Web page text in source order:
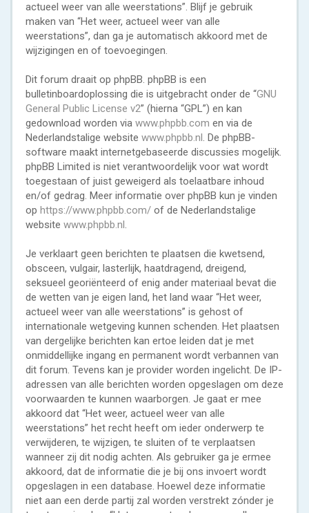
actueel weer van alle weerstations”. Blijf je gebruik
maken van “Het weer, actueel weer van alle
weerstations”, dan ga je automatisch akkoord met de
wijzigingen en of toevoegingen.
Dit forum draait op phpBB. phpBB is een
bulletinboardoplossing die is uitgebracht onder de “GNU
General Public License v2” (hierna “GPL”) en kan
gedownload worden via www.phpbb.com en via de
Nederlandstalige website www.phpbb.nl. De phpBB-
software maakt internetgebaseerde discussies mogelijk.
phpBB Limited is niet verantwoordelijk voor wat wordt
toegestaan of juist geweigerd als toelaatbare inhoud
en/of gedrag. Meer informatie over phpBB kun je vinden
op https://www.phpbb.com/ of de Nederlandstalige
website www.phpbb.nl.
Je verklaart geen berichten te plaatsen die kwetsend,
obsceen, vulgair, lasterlijk, haatdragend, dreigend,
seksueel georiënteerd of enig ander materiaal bevat die
de wetten van je eigen land, het land waar “Het weer,
actueel weer van alle weerstations” is gehost of
internationale wetgeving kunnen schenden. Het plaatsen
van dergelijke berichten kan ertoe leiden dat je met
onmiddellijke ingang en permanent wordt verbannen van
dit forum. Tevens kan je provider worden ingelicht. De IP-
adressen van alle berichten worden opgeslagen om deze
voorwaarden te kunnen waarborgen. Je gaat er mee
akkoord dat “Het weer, actueel weer van alle
weerstations” het recht heeft om ieder onderwerp te
verwijderen, te wijzigen, te sluiten of te verplaatsen
wanneer zij dit nodig achten. Als gebruiker ga je ermee
akkoord, dat de informatie die je bij ons invoert wordt
opgeslagen in een database. Hoewel deze informatie
niet aan een derde partij zal worden verstrekt zónder je